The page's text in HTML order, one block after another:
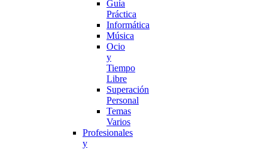
Guía
Práctica
Informática
Música
Ocio
y
Tiempo
Libre
Superación
Personal
Temas
Varios
Profesionales
y